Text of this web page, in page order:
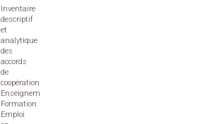
Inventaire
descriptif
et
analytique
des
accords
de
coopération
Enseignement
Formation
Emploi